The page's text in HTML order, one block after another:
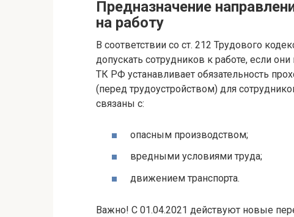
Предназначение
на работу
В соответствии со ст. 212 Трудового
допускать сотрудников к работе, если
ТК РФ устанавливает обязательность
(перед трудоустройством) для
связаны с:
опасным производством;
вредными условиями труда;
движением транспорта.
Важно! С 01.04.2021 действуют новые